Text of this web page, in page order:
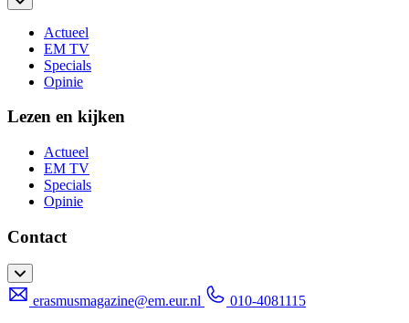
Actueel
EM TV
Specials
Opinie
Lezen en kijken
Actueel
EM TV
Specials
Opinie
Contact
erasmusmagazine@em.eur.nl
010-4081115